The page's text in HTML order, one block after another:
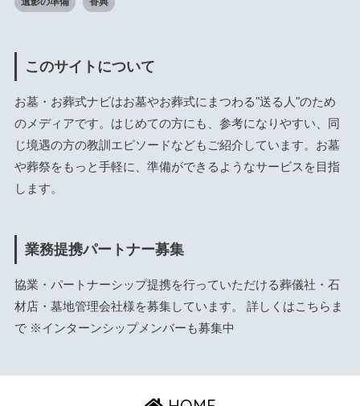
このサイトについて
お墓・お葬式ナビはお墓やお葬式にまつわる"送る人"のため
のメディアです。はじめての方にも、参考になりやすい、同
じ境遇の方の教訓エピソードなどもご紹介しています。お墓
や葬祭をもっと手軽に、準備ができるようなサービスを目指
します。
業務提携パートナー募集
協業・パートナーシップ提携を行っていただける葬儀社・石
材店・墓地管理会社様を募集しています。 詳しくはこちら ま
で ※インターンシップメンバーも募集中